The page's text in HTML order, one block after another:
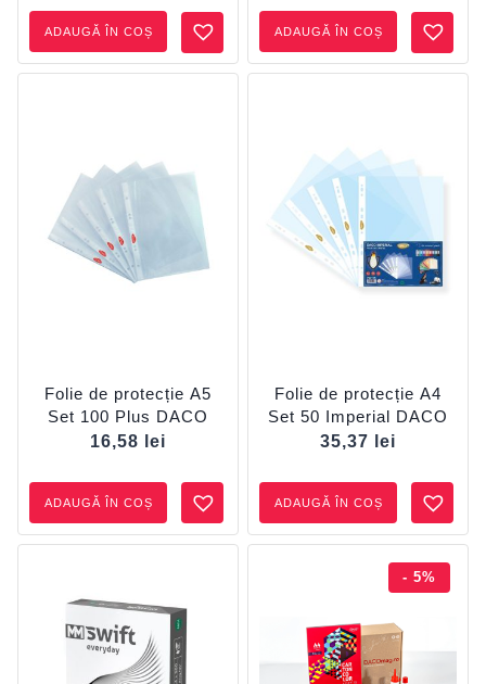
cm CADOU
a
fost:
53,36 lei.
este:
48,28 lei.
ADAUGĂ ÎN COȘ
cm PD2430 CADOU
a
fost:
95,25 lei.
este:
ADAUGĂ ÎN COȘ
Folie de protecție A5
Set 100 Plus DACO
16,58
lei
ADAUGĂ ÎN COȘ
Folie de protecție A4
Set 50 Imperial DACO
35,37
lei
ADAUGĂ ÎN COȘ
- 5%